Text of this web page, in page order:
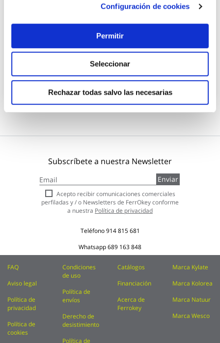
Configuración de cookies
Permitir
Seleccionar
Rechazar todas salvo las necesarias
Llave ajustable mod. 92 15 - 375 mm irega
59,50 €
Añadir al carrito
Subscríbete a nuestra Newsletter
a
nuestro
boletín
de
Enviar
Acepto recibir comunicaciones comerciales
perfiladas y / o Newsletters de FerrOkey conforme
a nuestra Política de privacidad
Teléfono914 815 681
Whatsapp689 163 848
FAQ
Aviso legal
Política de
privacidad
Política de
cookies
Condiciones
de uso
Política de
envíos
Derecho de
desistimiento
Política de
Catálogos
Financiación
Acerca de
Ferrokey
Marca Kylate
Marca Kolorea
Marca Natuur
Marca Wesco